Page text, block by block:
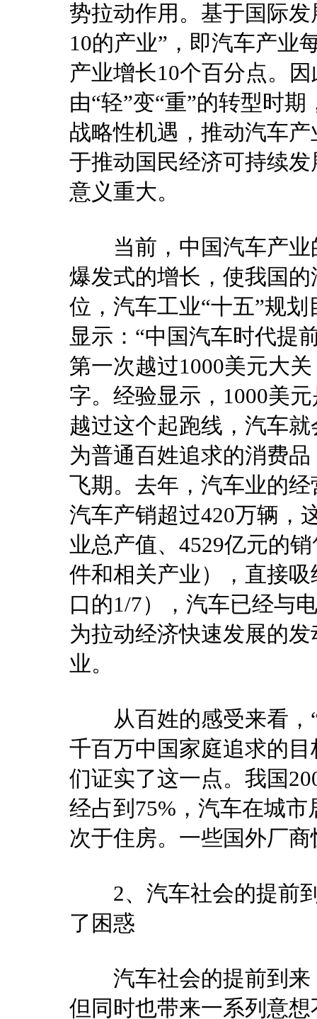
势拉动作用。基于国际
10的产业”，即汽车产业
产业增长10个百分点。
由“轻”变“重”的转型时
战略性机遇，推动汽车
于推动国民经济可持续
意义重大。
当前，中国汽车产业
爆发式的增长，使我国
位，汽车工业“十五”规
显示：“中国汽车时代提
第一次越过1000美元大
字。经验显示，1000美
越过这个起跑线，汽车
为普通百姓追求的消费
飞期。去年，汽车业的
汽车产销超过420万辆，
业总产值、4529亿元的
件和相关产业），直接
口的1/7），汽车已经与
为拉动经济快速发展的
业。
从百姓的感受来看，“
千百万中国家庭追求的
们证实了这一点。我国
经占到75%，汽车在城
次于住房。一些国外厂
2、汽车社会的提前到
了困惑
汽车社会的提前到来
但同时也带来一系列意